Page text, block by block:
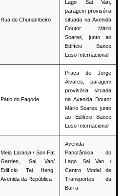
Rua do Chunambeiro
Lago Sai Van,
paragem provisória
situada na Avenida
Doutor Mário
Soares, junto ao
Edifício Banco
Luso Internacional
Pátio do Pagode
Praça de Jorge
Álvares, paragem
provisória situada
na Avenida Doutor
Mário Soares, junto
ao Edifício Banco
Luso Internacional
Meia Laranja / Son Fat
Garden, Sai Van/
Edifício Tai Heng,
Avenida da República
Avenida
Panorâmica do
Lago Sai Van /
Centro Modal de
Transportes da
Barra